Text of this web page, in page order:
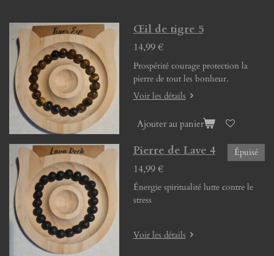
Œil de tigre 5
14,99 €
Prospérité courage protection la
pierre de tout les bonheur.
Voir les détails
Ajouter au panier
Épuisé
Pierre de Lave 4
14,99 €
Énergie spiritualité lutte contre le
stress
Voir les détails